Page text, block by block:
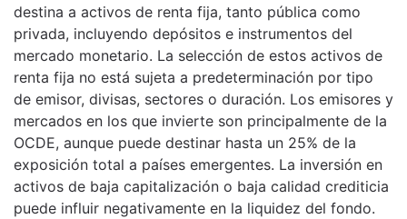
destina a activos de renta fija, tanto pública como
privada, incluyendo depósitos e instrumentos del
mercado monetario. La selección de estos activos de
renta fija no está sujeta a predeterminación por tipo
de emisor, divisas, sectores o duración. Los emisores y
mercados en los que invierte son principalmente de la
OCDE, aunque puede destinar hasta un 25% de la
exposición total a países emergentes. La inversión en
activos de baja capitalización o baja calidad crediticia
puede influir negativamente en la liquidez del fondo.